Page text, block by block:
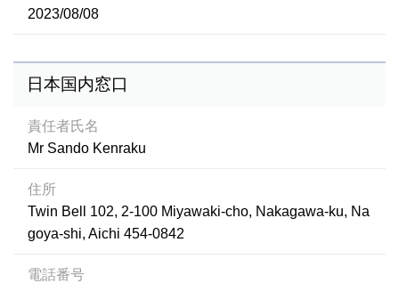
2023/08/08
日本国内窓口
責任者氏名
Mr Sando Kenraku
住所
Twin Bell 102, 2-100 Miyawaki-cho, Nakagawa-ku, Na
goya-shi, Aichi 454-0842
電話番号